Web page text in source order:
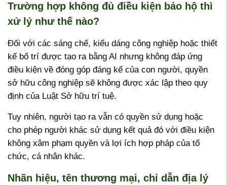
Trường hợp không đủ điều kiện bảo hộ thì
xử lý như thế nào?
Đối với các sáng chế, kiểu dáng công nghiệp hoặc thiết
kế bố trí được tạo ra bằng AI nhưng không đáp ứng
điều kiện về đóng góp đáng kể của con người, quyền
sở hữu công nghiệp sẽ không được xác lập theo quy
định của Luật Sở hữu trí tuệ.
Tuy nhiên, người tạo ra vẫn có quyền sử dụng hoặc
cho phép người khác sử dụng kết quả đó với điều kiện
không xâm phạm quyền và lợi ích hợp pháp của tổ
chức, cá nhân khác.
Nhãn hiệu, tên thương mại, chỉ dẫn địa lý